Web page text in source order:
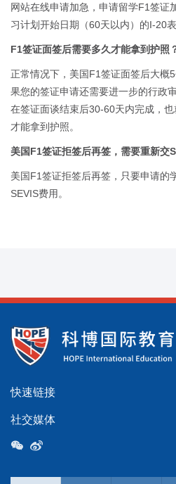
网站在线申请加急，申请留学F1签证
习计划开始日期（60天以内）的I-20
F1签证面签后需要多久才能拿到护照
正常情况下，美国F1签证面签后大概
果您的签证申请还需要进一步的行政
在签证面谈结束后30-60天内完成，
才能拿到护照。
美国F1签证拒签后再签，需要重新交
美国F1签证拒签后再签，只要申请的
SEVIS费用。
快速链接
社交媒体